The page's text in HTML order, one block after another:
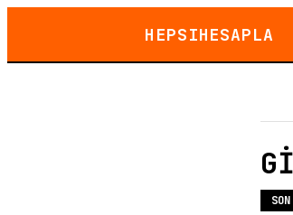
HEPSIHESAPLA